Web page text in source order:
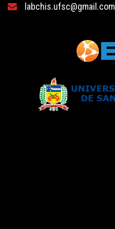
labchis.ufsc@gmail.com